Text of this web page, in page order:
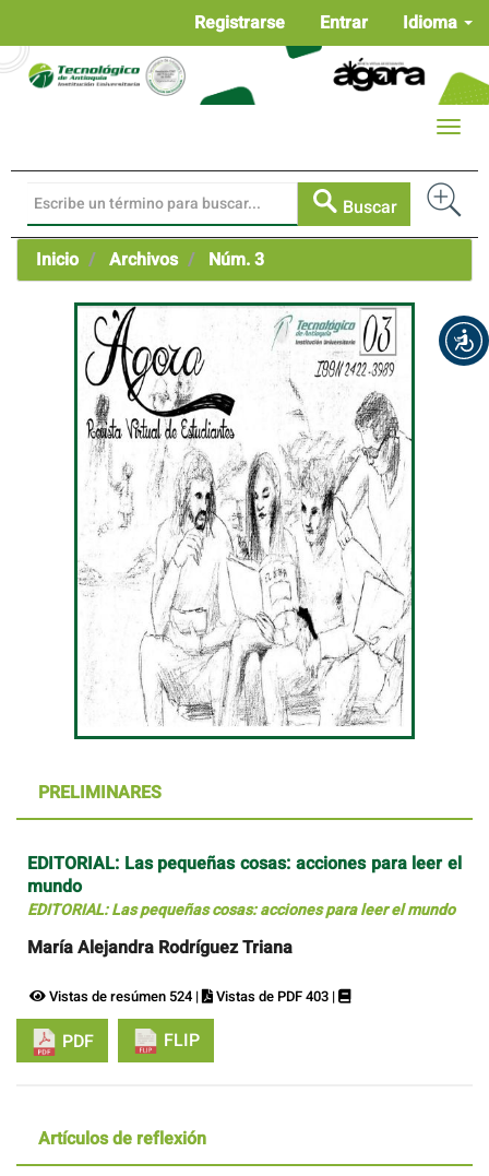
Contenido
principal
Idioma
Registrarse Entrar
Buscar
Toggle
Inicio Archivos Núm. 3
PRELIMINARES
EDITORIAL: Las pequeñas cosas: acciones para leer el
mundo
EDITORIAL: Las pequeñas cosas: acciones para leer el mundo
María Alejandra Rodríguez Triana
Vistas de resúmen 524 | Vistas de PDF 403 |
PDF FLIP
Artículos de reflexión